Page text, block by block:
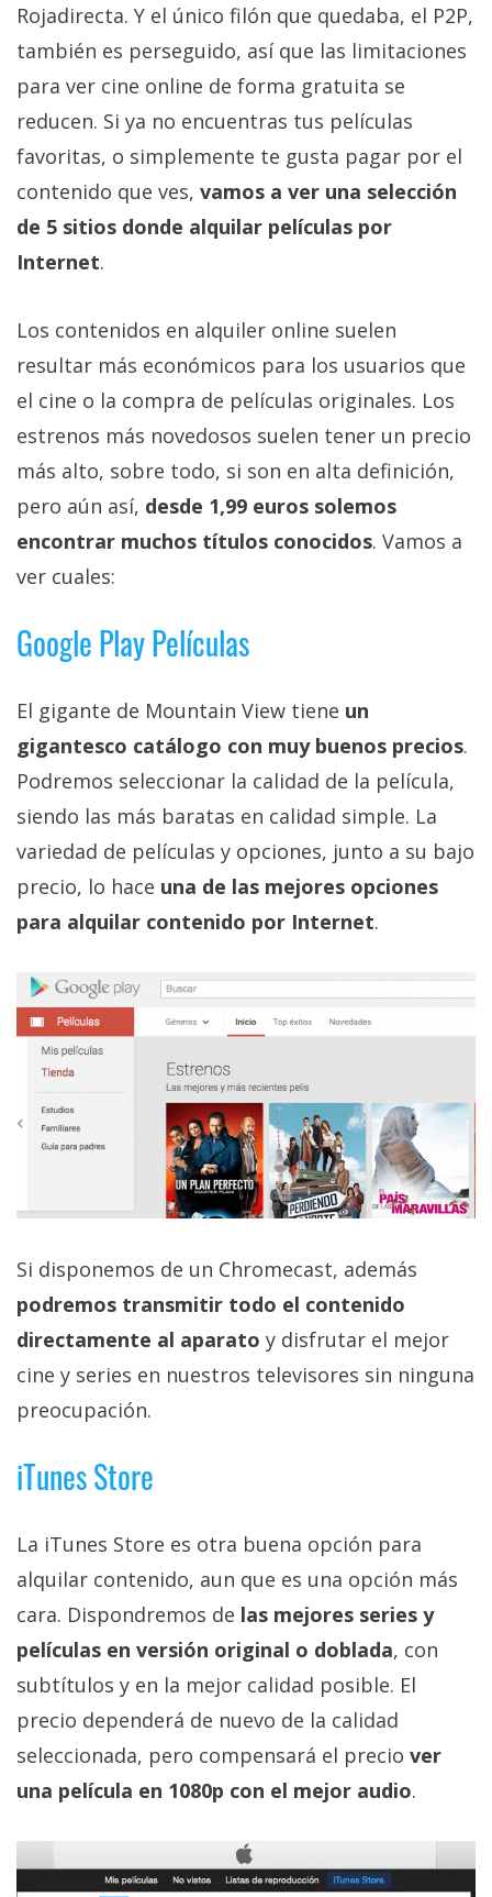
Más
temas
Sorteos
Foros
Contacto
/
nosotros
/
Publicidad
/
Cambiar
de
privacidad
/
Legal
El medio de
encontrarás
todas las
noticias sobre
tecnología,
ordenadores,
apps,
informática,
videojuegos,
comparativas,
trucos y
El Grupo
Informático
(CC) 2006-
2026.Algunos
derechos
Rojadirecta. Y el único filón que quedaba, el P2P,
también es perseguido, así que las limitaciones
para ver cine online de forma gratuita se
reducen. Si ya no encuentras tus películas
favoritas, o simplemente te gusta pagar por el
contenido que ves, vamos a ver una selección
de 5 sitios donde alquilar películas por
Internet.
Los contenidos en alquiler online suelen
resultar más económicos para los usuarios que
el cine o la compra de películas originales. Los
estrenos más novedosos suelen tener un precio
más alto, sobre todo, si son en alta definición,
pero aún así, desde 1,99 euros solemos
encontrar muchos títulos conocidos. Vamos a
ver cuales:
Google Play Películas
El gigante de Mountain View tiene un
gigantesco catálogo con muy buenos precios.
Podremos seleccionar la calidad de la película,
siendo las más baratas en calidad simple. La
variedad de películas y opciones, junto a su bajo
precio, lo hace una de las mejores opciones
para alquilar contenido por Internet.
Si disponemos de un Chromecast, además
podremos transmitir todo el contenido
directamente al aparato y disfrutar el mejor
cine y series en nuestros televisores sin ninguna
preocupación.
iTunes Store
La iTunes Store es otra buena opción para
alquilar contenido, aun que es una opción más
cara. Dispondremos de las mejores series y
películas en versión original o doblada, con
subtítulos y en la mejor calidad posible. El
precio dependerá de nuevo de la calidad
seleccionada, pero compensará el precio ver
una película en 1080p con el mejor audio.